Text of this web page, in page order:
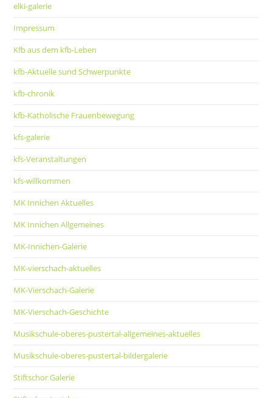
elki-galerie
Impressum
Kfb aus dem kfb-Leben
kfb-Aktuelle sund Schwerpunkte
kfb-chronik
kfb-Katholische Frauenbewegung
kfs-galerie
kfs-Veranstaltungen
kfs-willkommen
MK Innichen Aktuelles
MK Innichen Allgemeines
MK-Innichen-Galerie
MK-vierschach-aktuelles
MK-Vierschach-Galerie
MK-Vierschach-Geschichte
Musikschule-oberes-pustertal-allgemeines-aktuelles
Musikschule-oberes-pustertal-bildergalerie
Stiftschor Galerie